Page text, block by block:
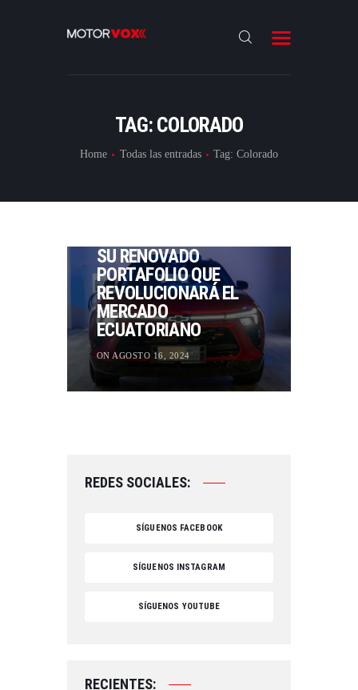
TAG: COLORADO
Home Todas las entradas Tag: Colorado
CHEVROLET
SU RENOVADO
PORTAFOLIO QUE
REVOLUCIONARÁ EL
MERCADO
ECUATORIANO
ON AGOSTO 16, 2024
REDES SOCIALES:
SÍGUENOS FACEBOOK
SÍGUENOS INSTAGRAM
SÍGUENOS YOUTUBE
RECIENTES: